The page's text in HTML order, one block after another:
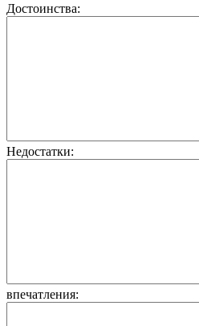
Достоинства:
Недостатки:
впечатления: